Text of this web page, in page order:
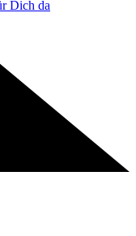
Dich da